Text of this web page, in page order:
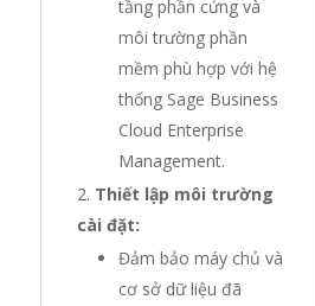
tầng phần cứng và
môi trường phần
mềm phù hợp với hệ
thống Sage Business
Cloud Enterprise
Management.
Thiết lập môi trường
cài đặt:
Đảm bảo máy chủ và
cơ sở dữ liệu đã